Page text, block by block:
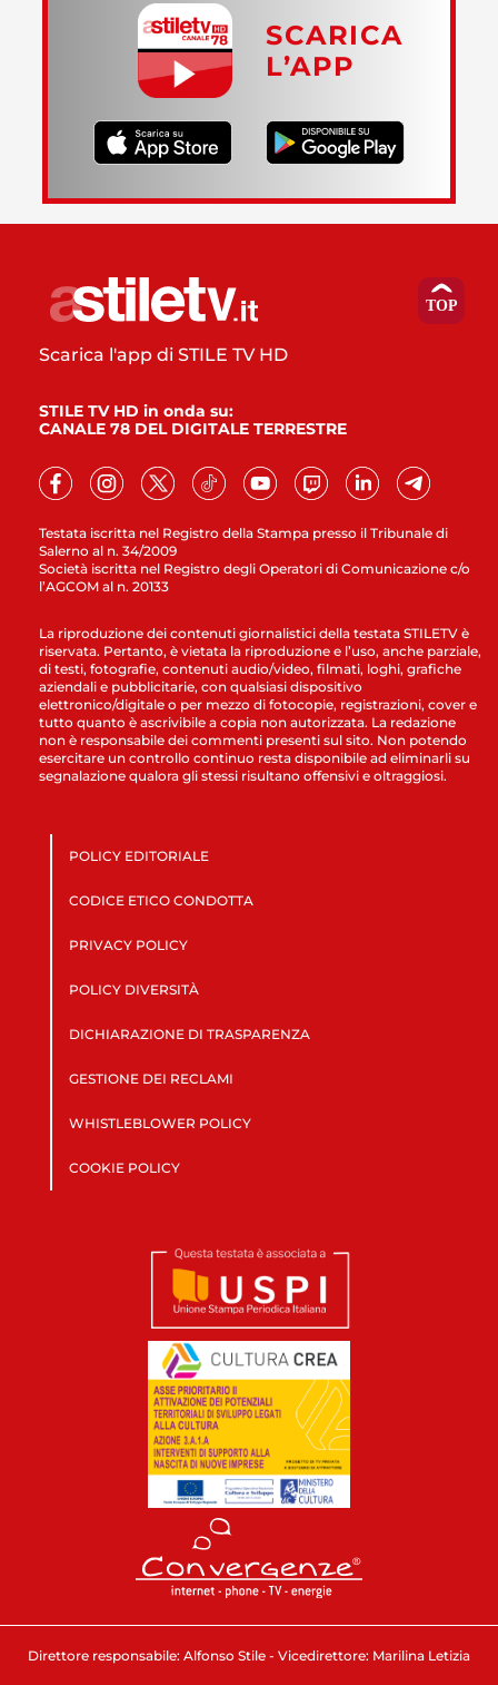
SCARICA
L’APP
Testata iscritta nel Registro della Stampa presso il Tribunale di
Salerno al n. 34/2009
Società iscritta nel Registro degli Operatori di Comunicazione c/o
l’AGCOM al n. 20133
Scarica l'app di STILE TV HD
STILE TV HD in onda su:
CANALE 78 DEL DIGITALE TERRESTRE
La riproduzione dei contenuti giornalistici della testata STILETV è
riservata. Pertanto, è vietata la riproduzione e l’uso, anche parziale,
di testi, fotografie, contenuti audio/video, filmati, loghi, grafiche
aziendali e pubblicitarie, con qualsiasi dispositivo
elettronico/digitale o per mezzo di fotocopie, registrazioni, cover e
tutto quanto è ascrivibile a copia non autorizzata. La redazione
non è responsabile dei commenti presenti sul sito. Non potendo
esercitare un controllo continuo resta disponibile ad eliminarli su
segnalazione qualora gli stessi risultano offensivi e oltraggiosi.
POLICY EDITORIALE
CODICE ETICO CONDOTTA
PRIVACY POLICY
POLICY DIVERSITÀ
DICHIARAZIONE DI TRASPARENZA
GESTIONE DEI RECLAMI
WHISTLEBLOWER POLICY
COOKIE POLICY
Direttore responsabile: Alfonso Stile - Vicedirettore: Marilina Letizia